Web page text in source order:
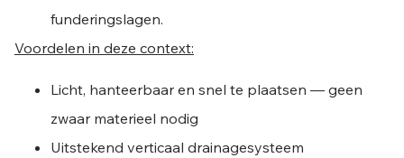
funderingslagen.
Voordelen in deze context:
Licht, hanteerbaar en snel te plaatsen — geen
zwaar materieel nodig
Uitstekend verticaal drainagesysteem